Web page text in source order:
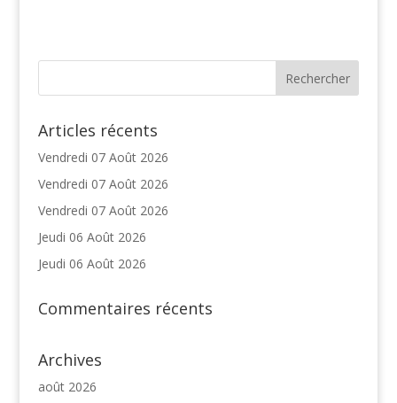
Articles récents
Vendredi 07 Août 2026
Vendredi 07 Août 2026
Vendredi 07 Août 2026
Jeudi 06 Août 2026
Jeudi 06 Août 2026
Commentaires récents
Archives
août 2026